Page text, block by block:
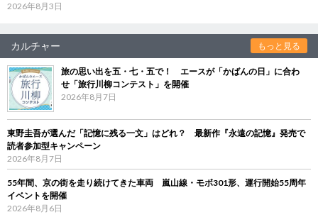
2026年8月3日
カルチャー もっと見る
旅の思い出を五・七・五で！ エースが「かばんの日」に合わ
せ「旅行川柳コンテスト」を開催
2026年8月7日
東野圭吾が選んだ「記憶に残る一文」はどれ？ 最新作『永遠の記憶』発売で
読者参加型キャンペーン
2026年8月7日
55年間、京の街を走り続けてきた車両 嵐山線・モボ301形、運行開始55周年
イベントを開催
2026年8月6日